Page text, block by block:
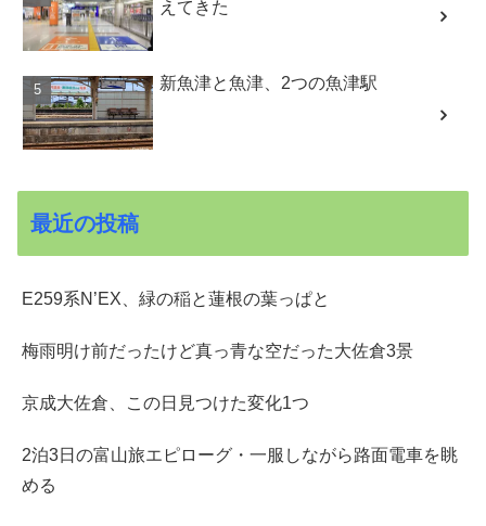
えてきた
新魚津と魚津、2つの魚津駅
最近の投稿
E259系N’EX、緑の稲と蓮根の葉っぱと
梅雨明け前だったけど真っ青な空だった大佐倉3景
京成大佐倉、この日見つけた変化1つ
2泊3日の富山旅エピローグ・一服しながら路面電車を眺
める